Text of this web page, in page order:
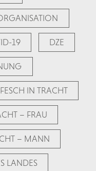
19 DZE
FESCH IN TRACHT
– FRAU
– MANN
LANDES